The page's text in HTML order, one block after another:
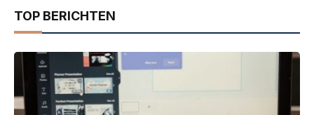
TOP BERICHTEN